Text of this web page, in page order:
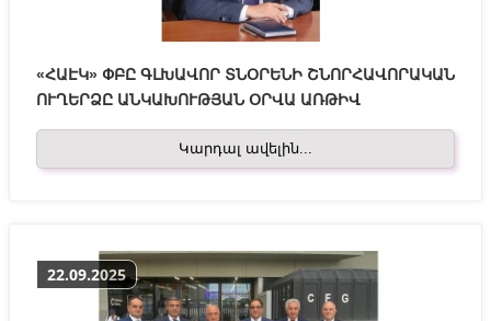
«ՀԱԷԿ» ՓԲԸ ԳԼԽԱՎՈՐ ՏՆՕՐԵՆԻ ՇՆՈՐՀԱՎՈՐԱԿԱՆ
ՈՒՂԵՐՁԸ ԱՆԿԱԽՈՒԹՅԱՆ ՕՐՎԱ ԱՌԹԻՎ
Կարդալ ավելին...
22.09.2025